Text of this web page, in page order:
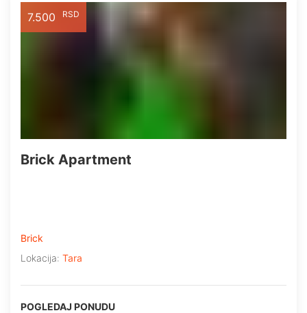
7.500 RSD
Brick Apartment
Brick
Lokacija: Tara
POGLEDAJ PONUDU